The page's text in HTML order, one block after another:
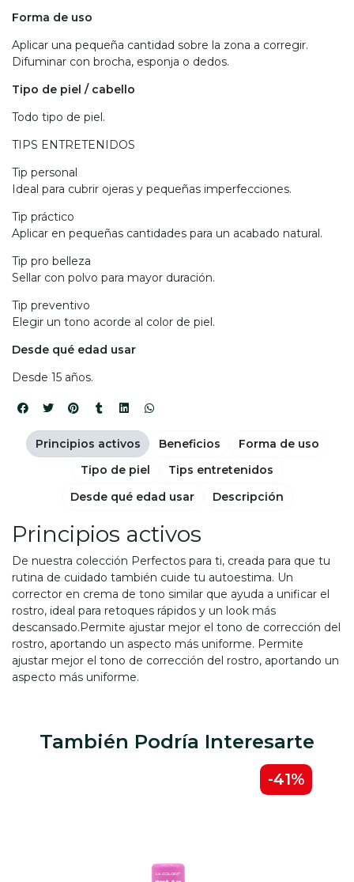
Forma de uso
Aplicar una pequeña cantidad sobre la zona a corregir.
Difuminar con brocha, esponja o dedos.
Tipo de piel / cabello
Todo tipo de piel.
TIPS ENTRETENIDOS
Tip personal
Ideal para cubrir ojeras y pequeñas imperfecciones.
Tip práctico
Aplicar en pequeñas cantidades para un acabado natural.
Tip pro belleza
Sellar con polvo para mayor duración.
Tip preventivo
Elegir un tono acorde al color de piel.
Desde qué edad usar
Desde 15 años.
Principios activos
De nuestra colección Perfectos para ti, creada para que tu
rutina de cuidado también cuide tu autoestima. Un
corrector en crema de tono similar que ayuda a unificar el
rostro, ideal para retoques rápidos y un look más
descansado.Permite ajustar mejor el tono de corrección del
rostro, aportando un aspecto más uniforme. Permite
ajustar mejor el tono de corrección del rostro, aportando un
aspecto más uniforme.
Principios activos Beneficios
Forma de uso
Tipo de piel
Tips entretenidos
Desde qué edad usar
Descripción
También Podría Interesarte
-41%